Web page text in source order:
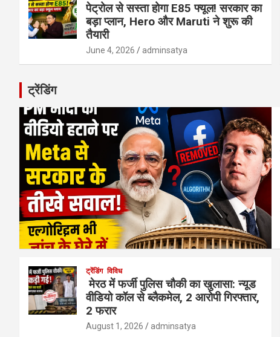
पेट्रोल से सस्ता होगा E85 फ्यूल! सरकार का
बड़ा प्लान, Hero और Maruti ने शुरू की
तैयारी
June 4, 2026 adminsatya
ट्रेंडिंग
ट्रेंडिंग विविध
मेरठ में फर्जी पुलिस चौकी का खुलासा: न्यूड
वीडियो कॉल से ब्लैकमेल, 2 आरोपी गिरफ्तार,
2 फरार
August 1, 2026 adminsatya